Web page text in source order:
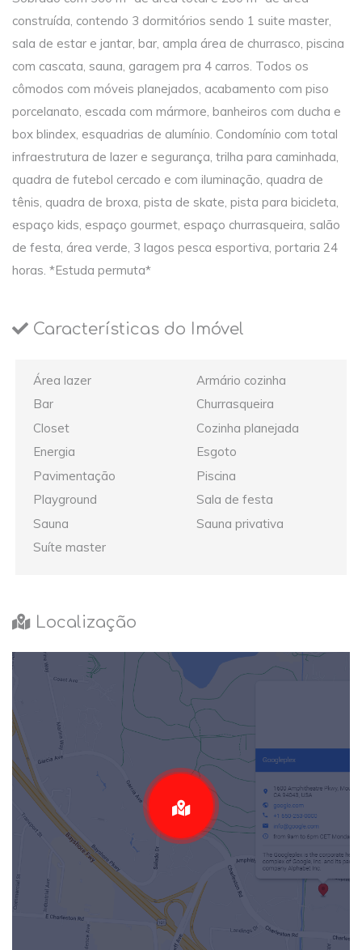
construída, contendo 3 dormitórios sendo 1 suite master,
sala de estar e jantar, bar, ampla área de churrasco, piscina
com cascata, sauna, garagem pra 4 carros. Todos os
cômodos com móveis planejados, acabamento com piso
porcelanato, escada com mármore, banheiros com ducha e
box blindex, esquadrias de alumínio. Condomínio com total
infraestrutura de lazer e segurança, trilha para caminhada,
quadra de futebol cercado e com iluminação, quadra de
tênis, quadra de broxa, pista de skate, pista para bicicleta,
espaço kids, espaço gourmet, espaço churrasqueira, salão
de festa, área verde, 3 lagos pesca esportiva, portaria 24
horas. *Estuda permuta*
Características do Imóvel
Área lazer
Armário cozinha
Bar
Churrasqueira
Closet
Cozinha planejada
Energia
Esgoto
Pavimentação
Piscina
Playground
Sala de festa
Sauna
Sauna privativa
Suíte master
Localização